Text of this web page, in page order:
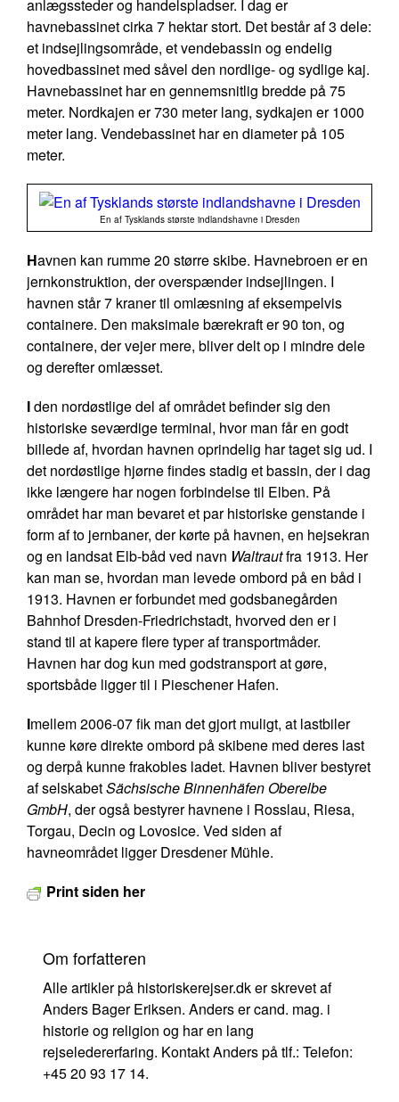
anlægssteder og handelspladser. I dag er
havnebassinet cirka 7 hektar stort. Det består af 3 dele:
et indsejlingsområde, et vendebassin og endelig
hovedbassinet med såvel den nordlige- og sydlige kaj.
Havnebassinet har en gennemsnitlig bredde på 75
meter. Nordkajen er 730 meter lang, sydkajen er 1000
meter lang. Vendebassinet har en diameter på 105
meter.
En af Tysklands største indlandshavne i Dresden
Havnen kan rumme 20 større skibe. Havnebroen er en
jernkonstruktion, der overspænder indsejlingen. I
havnen står 7 kraner til omlæsning af eksempelvis
containere. Den maksimale bærekraft er 90 ton, og
containere, der vejer mere, bliver delt op i mindre dele
og derefter omlæsset.
Iden nordøstlige del af området befinder sig den
historiske seværdige terminal, hvor man får en godt
billede af, hvordan havnen oprindelig har taget sig ud. I
det nordøstlige hjørne findes stadig et bassin, der i dag
ikke længere har nogen forbindelse til Elben. På
området har man bevaret et par historiske genstande i
form af to jernbaner, der kørte på havnen, en hejsekran
og en landsat Elb-båd ved navn Waltrautfra 1913. Her
kan man se, hvordan man levede ombord på en båd i
1913. Havnen er forbundet med godsbanegården
Bahnhof Dresden-Friedrichstadt, hvorved den er i
stand til at kapere flere typer af transportmåder.
Havnen har dog kun med godstransport at gøre,
sportsbåde ligger til i Pieschener Hafen.
Imellem 2006-07 fik man det gjort muligt, at lastbiler
kunne køre direkte ombord på skibene med deres last
og derpå kunne frakobles ladet. Havnen bliver bestyret
af selskabetSächsische Binnenhäfen Oberelbe
GmbH, der også bestyrer havnene i Rosslau, Riesa,
Torgau, Decin og Lovosice. Ved siden af
havneområdet ligger Dresdener Mühle.
Print siden her
Om forfatteren
Alle artikler på historiskerejser.dk er skrevet af
Anders Bager Eriksen. Anders er cand. mag. i
historie og religion og har en lang
rejseledererfaring. Kontakt Anders på tlf.: Telefon:
+45 20 93 17 14.